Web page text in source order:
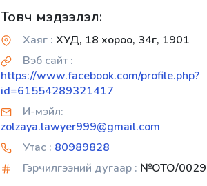
Товч мэдээлэл:
Хаяг : ХУД, 18 хороо, 34г, 1901
Вэб сайт :
https://www.facebook.com/profile.php?
id=61554289321417
И-мэйл:
zolzaya.lawyer999@gmail.com
Утас : 80989828
Гэрчилгээний дугаар : №OTO/0029